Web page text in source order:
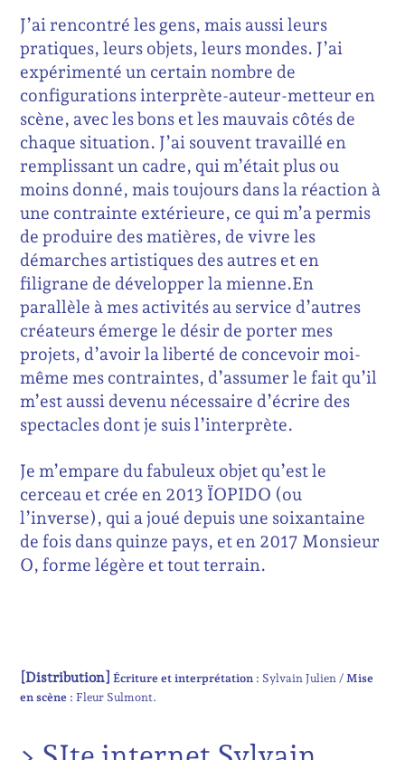
J’ai rencontré les gens, mais aussi leurs
pratiques, leurs objets, leurs mondes. J’ai
expérimenté un certain nombre de
configurations interprète-auteur-metteur en
scène, avec les bons et les mauvais côtés de
chaque situation. J’ai souvent travaillé en
remplissant un cadre, qui m’était plus ou
moins donné, mais toujours dans la réaction à
une contrainte extérieure, ce qui m’a permis
de produire des matières, de vivre les
démarches artistiques des autres et en
filigrane de développer la mienne.En
parallèle à mes activités au service d’autres
créateurs émerge le désir de porter mes
projets, d’avoir la liberté de concevoir moi-
même mes contraintes, d’assumer le fait qu’il
m’est aussi devenu nécessaire d’écrire des
spectacles dont je suis l’interprète.
Je m’empare du fabuleux objet qu’est le
cerceau et crée en 2013 ÏOPIDO (ou
l’inverse), qui a joué depuis une soixantaine
de fois dans quinze pays, et en 2017 Monsieur
O, forme légère et tout terrain.
[Distribution]Écriture et interprétation : Sylvain Julien Mise
en scène :Fleur Sulmont